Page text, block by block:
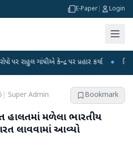
E-Paper Login
ગાંધીએ કેન્દ્ર પર પ્રહાર કર્યા ● હિંમતનગરમાં
Super Admin Bookmark
હાલતમાં મળેલા ભારતીય
લાવવામાં આવ્યો